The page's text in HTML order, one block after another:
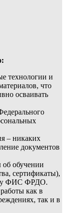
технологии и
что
осваивать
– никаких
документов
обучении
сертификаты),
ФИС ФРДО.
как в
так и в